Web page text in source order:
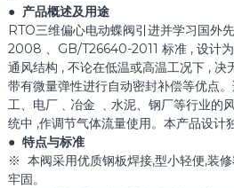
● 产品概述及用途
RTO三维偏心电动蝶阀引进并学习国外
2008 、GB/T26640-2011 标准 , 设计
通风结构 , 不论在低温或高温工况下 , 决
带有微量弹性进行自动密封补偿等优点
工、电厂﹑冶金 ﹑水泥、钢厂等行业的
统中 ,作调节气体流量使用。本产品设计
● 特点与标准
※ 本阀采用优质钢板焊接,型小轻便,装
牢固。